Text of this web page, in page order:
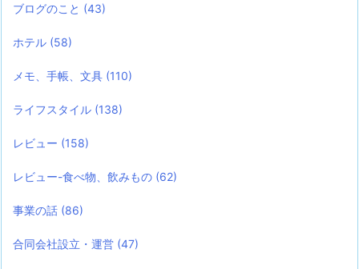
ブログのこと (43)
ホテル (58)
メモ、手帳、文具 (110)
ライフスタイル (138)
レビュー (158)
レビュー-食べ物、飲みもの (62)
事業の話 (86)
合同会社設立・運営 (47)